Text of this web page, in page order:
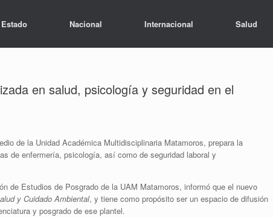
Estado Nacional Internacional Salud
en salud, psicología y seguridad en el
de la Unidad Académica Multidisciplinaria Matamoros, prepara la
de enfermería, psicología, así como de seguridad laboral y
de Estudios de Posgrado de la UAM Matamoros, informó que el nuevo
y Cuidado Ambiental, y tiene como propósito ser un espacio de difusión
y posgrado de ese plantel.